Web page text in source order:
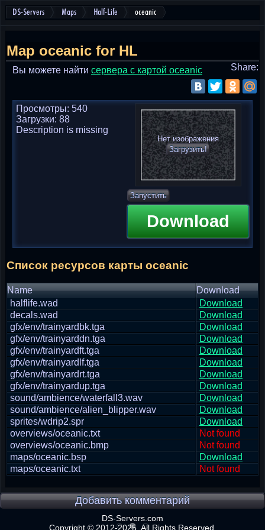
DS-Servers Maps Half-Life oceanic
Map oceanic for HL
Вы можете найти cервера с картой oceanic Share:
Нет изображения
Загрузить!
Запустить
Download
Просмотры: 540
Загрузки: 88
Description is missing
Список ресурсов карты oceanic
Name
Download
halflife.wad
Download
decals.wad
Download
gfx/env/trainyardbk.tga
Download
gfx/env/trainyarddn.tga
Download
gfx/env/trainyardft.tga
Download
gfx/env/trainyardlf.tga
Download
gfx/env/trainyardrt.tga
Download
gfx/env/trainyardup.tga
Download
sound/ambience/waterfall3.wav
Download
sound/ambience/alien_blipper.wav
Download
sprites/wdrip2.spr
Download
overviews/oceanic.txt
Not found
overviews/oceanic.bmp
Not found
maps/oceanic.bsp
Download
maps/oceanic.txt
Not found
Добавить комментарий
DS-Servers.com
Copyright © 2012-2025. All Rights Reserved.